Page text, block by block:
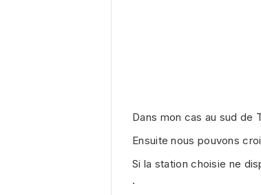
Dans mon cas au sud de
Ensuite nous pouvons
Si la station choisie ne
.